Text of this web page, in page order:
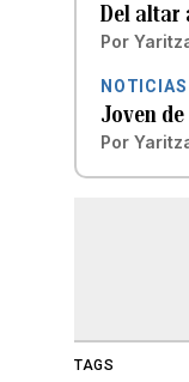
Del altar
Por
NOTICIAS
Joven
Por
TAGS